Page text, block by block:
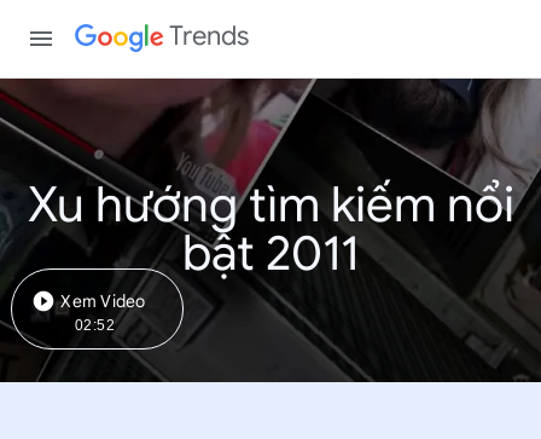
Trends
Xu hướng tìm kiếm nổi
bật 2011
Xem Video
02:52